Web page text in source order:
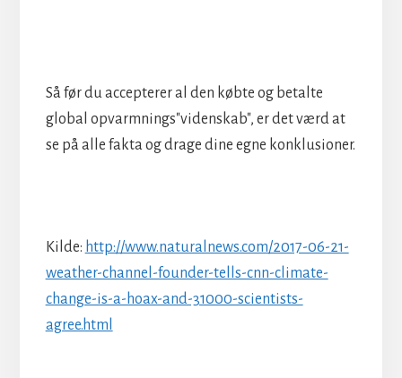
Så før du accepterer al den købte og betalte
global opvarmnings"videnskab", er det værd at
se på alle fakta og drage dine egne konklusioner.
Kilde: http://www.naturalnews.com/2017-06-21-
weather-channel-founder-tells-cnn-climate-
change-is-a-hoax-and-31000-scientists-
agree.html